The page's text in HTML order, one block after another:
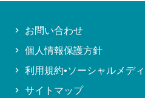
お問い合わせ
個人情報保護方針
利用規約•ソーシャルメデ
サイトマップ